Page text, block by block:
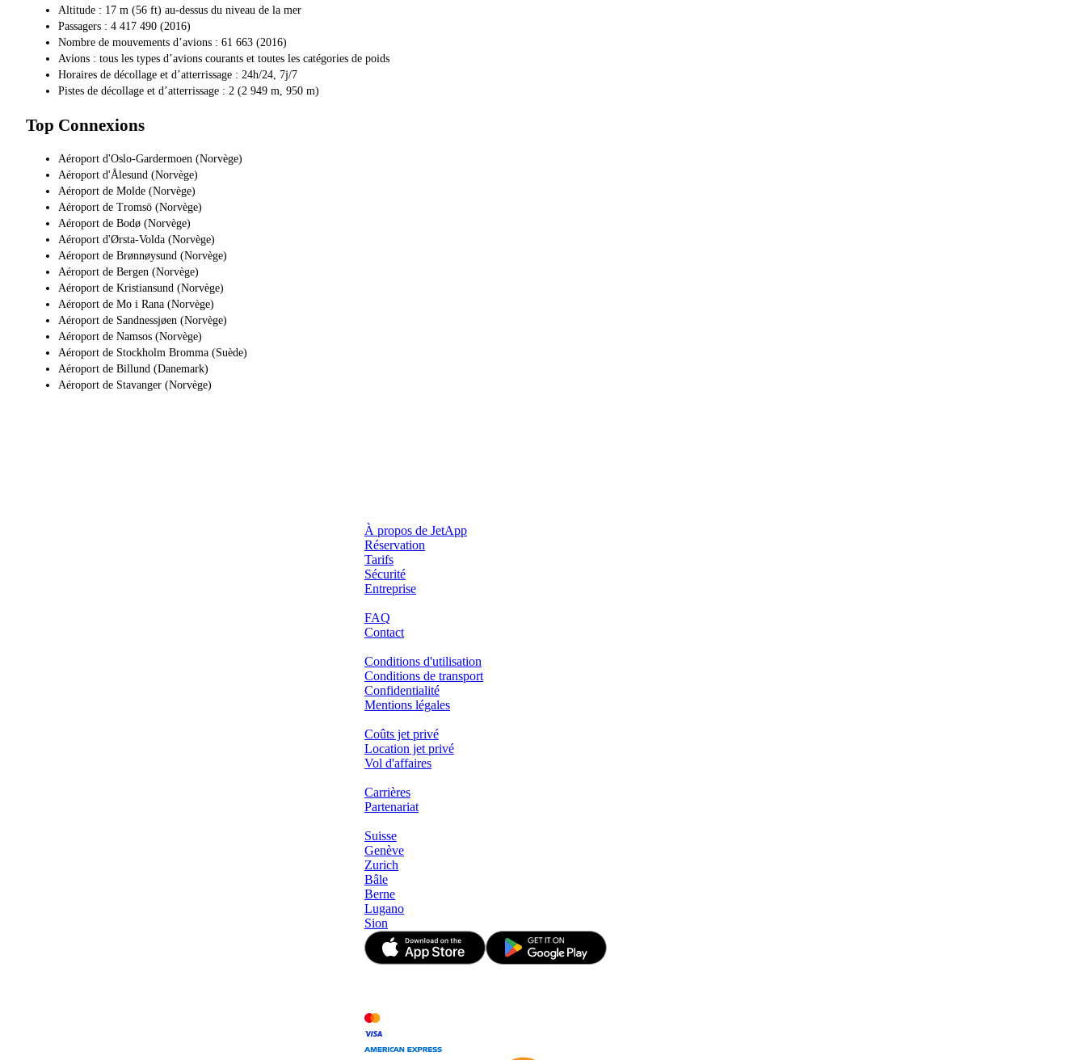
Altitude : 17 m (56 ft) au-dessus du niveau de la mer
Passagers : 4 417 490 (2016)
Nombre de mouvements d’avions : 61 663 (2016)
Avions : tous les types d’avions courants et toutes les catégories de poids
Horaires de décollage et d’atterrissage : 24h/24, 7j/7
Pistes de décollage et d’atterrissage : 2 (2 949 m, 950 m)
Top Connexions
Aéroport d'Oslo-Gardermoen (Norvège)
Aéroport d'Ålesund (Norvège)
Aéroport de Molde (Norvège)
Aéroport de Tromsö (Norvège)
Aéroport de Bodø (Norvège)
Aéroport d'Ørsta-Volda (Norvège)
Aéroport de Brønnøysund (Norvège)
Aéroport de Bergen (Norvège)
Aéroport de Kristiansund (Norvège)
Aéroport de Mo i Rana (Norvège)
Aéroport de Sandnessjøen (Norvège)
Aéroport de Namsos (Norvège)
Aéroport de Stockholm Bromma (Suède)
Aéroport de Billund (Danemark)
Aéroport de Stavanger (Norvège)
À propos de JetApp
Réservation
Tarifs
Sécurité
Entreprise
FAQ
Contact
Conditions d'utilisation
Conditions de transport
Confidentialité
Mentions légales
Coûts jet privé
Location jet privé
Vol d'affaires
Carrières
Partenariat
Suisse
Genève
Zurich
Bâle
Berne
Lugano
Sion